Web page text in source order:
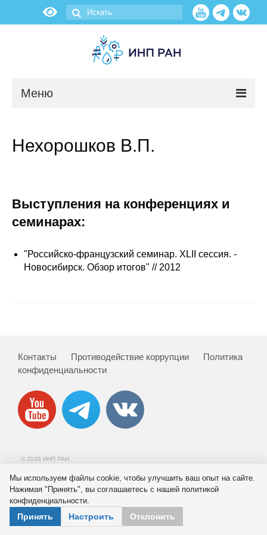
Меню
Научные подразделения
Сотрудники
Материалы для СМИ
Публикации
Научная жизнь
О журнале
Номера журналов
Нехорошков В.П.
Выступления на конференциях и
семинарах:
"Российско-французский семинар. XLII сессия. -
Новосибирск. Обзор итогов" // 2012
Контакты Противодействие коррупции
Политика
конфиденциальности
© 2026 ИНП РАН
Мы используем файлы cookie, чтобы улучшить ваш опыт на сайте.
Нажимая "Принять", вы соглашаетесь с нашей политикой
конфиденциальности.
Принять Настроить Отклонить